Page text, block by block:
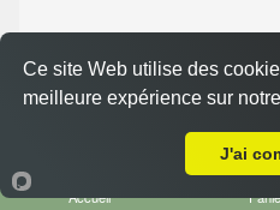
Accueil
Ce site Web utilise des
meilleure expérience sur
J'ai